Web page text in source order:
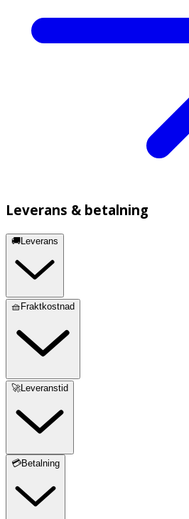
Leverans & betalning
🚚Leverans
🧺Fraktkostnad
🚀Leveranstid
💳Betalning